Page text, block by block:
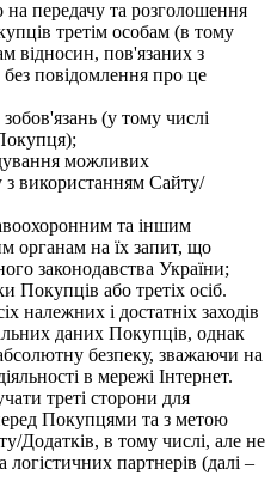
на передачу та розголошення
третім особам (в тому
відносин, пов'язаних з
повідомлення про це
(у тому числі
можливих
з використанням Сайту/
та іншим
органам на їх запит, що
законодавства України;
Покупців або третіх осіб.
належних і достатніх заходів
даних Покупців, однак
безпеку, зважаючи на
в мережі Інтернет.
треті сторони для
Покупцями та з метою
Додатків, в тому числі, але не
партнерів (далі –